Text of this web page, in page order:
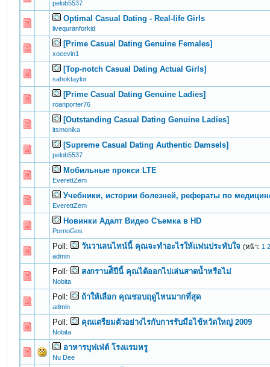
pelob5537
Optimal Сasual Dating - Real-life Girls
livequranforkid
0 Vote(s) - 0 out of 5 in Average
12 345
[Prime Сasual Dating Genuine Females]
xocevin1
0 Vote(s) - 0 out of 5 in Average
1 2345
[Top-notch Сasual Dating Actual Girls]
sahoktaylor
0 Vote(s) - 0 out of 5 in Average
1234 5
[Prime Сasual Dating Genuine Ladies]
roanporter76
0 Vote(s) - 0 out of 5 in Average
1 2345
[Outstanding Сasual Dating Genuine Ladies]
itsmonika
0 Vote(s) - 0 out of 5 in Average
12345
[Supreme Сasual Dating Authentic Damsels]
pelob5537
0 Vote(s) - 0 out of 5 in Average
123 45
Мобильные прокси LTE
EverettZem
0 Vote(s) - 0 out of 5 in Average
12345
Учебники, истории болезней, рефераты по
EverettZem
0 Vote(s) - 0 out of 5 in Average
12345
Новинки Адалт Видео Съемка в HD
PornoGos
0 Vote(s) - 0 out of 5 in Average
12 345
Poll: วันวาเลนไทน์นี้ คุณจะทำอะไรให้แฟนประทับใจ (หน้า: 1
admin
0 Vote(s) - 0 out of 5 in Average
12345
Poll: สงกรานต์ีปีนี้ คุณได้ออกไปเล่นสาดน้ำหรือไม่
Nobita
0 Vote(s) - 0 out of 5 in Average
12345
Poll: ถ้าให้เลือก คุณชอบฤดูไหนมากที่สุด
admin
0 Vote(s) - 0 out of 5 in Average
1 234 5
Poll: คุณเตรียมตัวอย่างไรกับการรับมือไข้หวัดใหญ่ 2009
Nobita
0 Vote(s) - 0 out of 5 in Average
12 345
อาหารบุฟเฟ่ต์ โรงแรมหรู
Nu Dee
0 Vote(s) - 0 out of 5 in Average
1 2345